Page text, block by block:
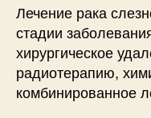
Лечение рака
стадии
хирургическое
радиотерапию,
комбинированное